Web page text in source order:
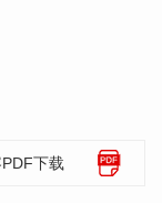
下载